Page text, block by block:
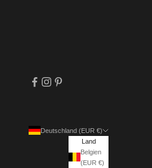
Deutschland (EUR €)
Land
Belgien
(EUR €)